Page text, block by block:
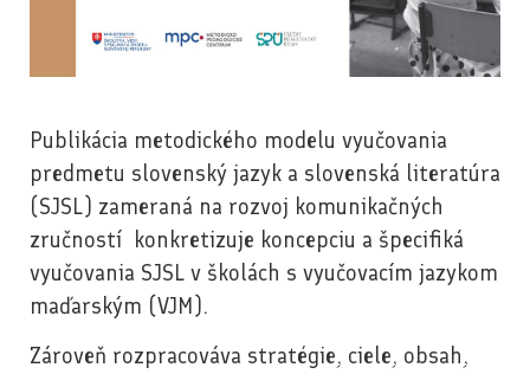
Publikácia metodického modelu vyučovania
predmetu slovenský jazyk a slovenská literatúra
(SJSL) zameraná na rozvoj komunikačných
zručností konkretizuje koncepciu a špecifiká
vyučovania SJSL v školách s vyučovacím jazykom
maďarským (VJM).
Zároveň rozpracováva stratégie, ciele, obsah,